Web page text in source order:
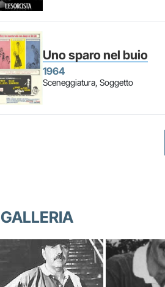
Uno sparo nel buio
1964
Sceneggiatura, Soggetto
GALLERIA